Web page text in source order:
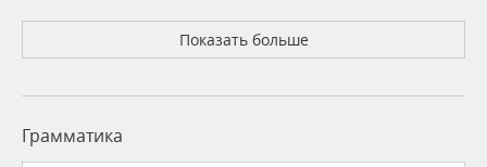
Показать больше
Грамматика